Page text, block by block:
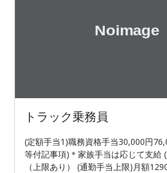
トラック乗務員
(定額手当1)職務資格手当30,000円
等付記事項)＊家族手当は応じて支給
（上限あり） (通勤手当上限)月額